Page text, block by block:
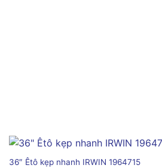
36″ Êtô kẹp nhanh IRWIN 1964715